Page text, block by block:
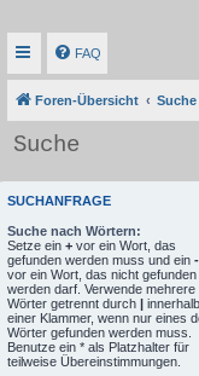
FAQ
Foren-Übersicht Suche
Suche
SUCHANFRAGE
Suche nach Wörtern:
Setze ein + vor ein Wort, das
gefunden werden muss und ein -
vor ein Wort, das nicht gefunden
werden darf. Verwende mehrere
Wörter getrennt durch | innerhalb
einer Klammer, wenn nur eines
Wörter gefunden werden muss.
Benutze ein * als Platzhalter für
teilweise Übereinstimmungen.